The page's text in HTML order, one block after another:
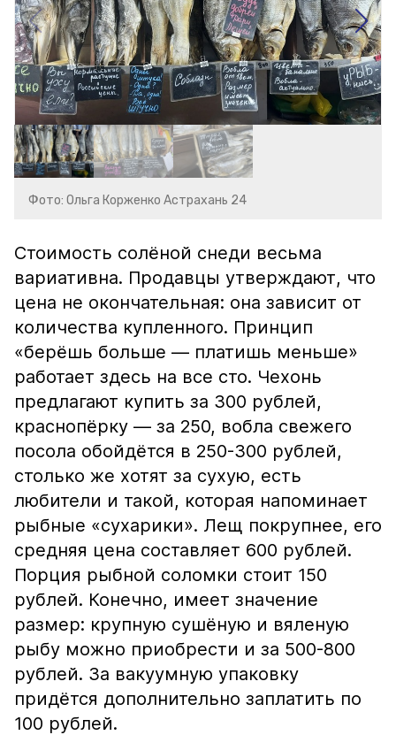
Фото: Ольга Корженко Астрахань 24
Стоимость солёной снеди весьма
вариативна. Продавцы утверждают, что
цена не окончательная: она зависит от
количества купленного. Принцип
«берёшь больше — платишь меньше»
работает здесь на все сто. Чехонь
предлагают купить за 300 рублей,
краснопёрку — за 250, вобла свежего
посола обойдётся в 250-300 рублей,
столько же хотят за сухую, есть
любители и такой, которая напоминает
рыбные «сухарики». Лещ покрупнее, его
средняя цена составляет 600 рублей.
Порция рыбной соломки стоит 150
рублей. Конечно, имеет значение
размер: крупную сушёную и вяленую
рыбу можно приобрести и за 500-800
рублей. За вакуумную упаковку
придётся дополнительно заплатить по
100 рублей.